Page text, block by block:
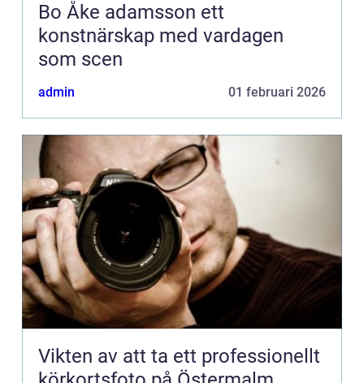
Bo Åke adamsson ett
konstnärskap med vardagen
som scen
admin 01 februari 2026
Vikten av att ta ett professionellt